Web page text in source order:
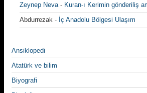
Zeynep Neva- Kuran-ı Kerimin gönderiliş
Abdurrezak - İç Anadolu Bölgesi Ulaşım
Ansiklopedi
Atatürk ve bilim
Biyografi